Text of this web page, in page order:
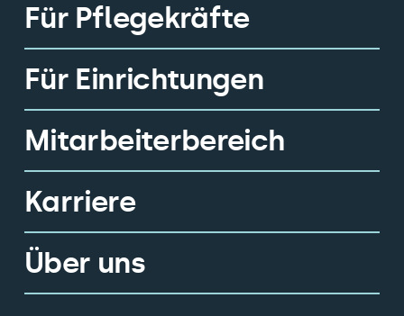
Für Pflegekräfte
Für Einrichtungen
Mitarbeiterbereich
Karriere
Über uns